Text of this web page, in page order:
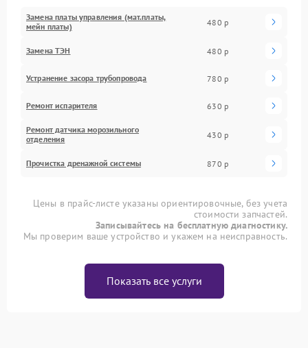
Замена платы управления (мат.платы,
мейн платы)
480 р
Замена ТЭН 480 р
Устранение засора трубопровода 780 р
Ремонт испарителя 630 р
Ремонт датчика морозильного
отделения
430 р
Прочистка дренажной системы 870 р
Цены в прайс-листе указаны ориентировочные, без учета
стоимости запчастей.
Записывайтесь на бесплатную диагностику.
Мы проверим ваше устройство и укажем на неисправность.
Показать все услуги